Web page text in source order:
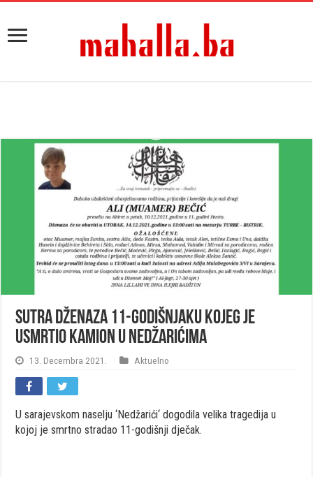
Sutra dženaza 11-godišnjaku kojeg je
usmrtio kamion u Nedžarićima
13. Decembra 2021. Aktuelno
U sarajevskom naselju ‘Nedžarići‘ dogodila velika tragedija u
kojoj je smrtno stradao 11-godišnji dječak.